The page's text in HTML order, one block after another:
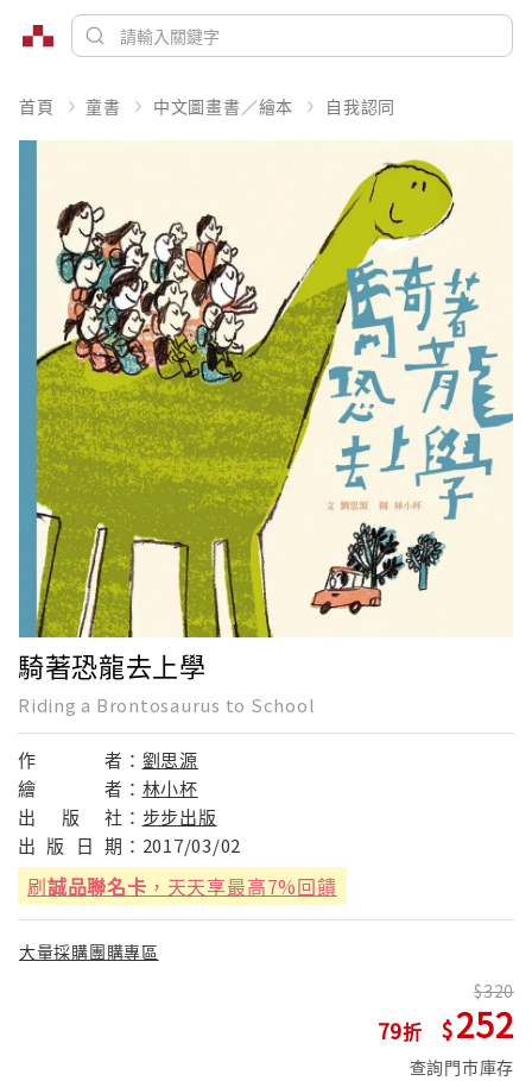
首頁 童書 中文圖畫書／繪本 自我認同
騎著恐龍去上學
Riding a Brontosaurus to School
作 者： 劉思源
繪
者： 林小杯
出
版 社： 步步出版
出 版 日 期： 2017/03/02
刷誠品聯名卡 ，天天享最高7%回饋
大量採購團購專區
79
320
252
查詢門市庫存